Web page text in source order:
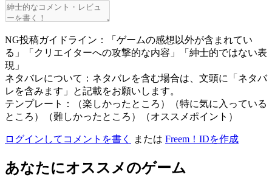
NG投稿ガイドライン：「ゲームの感想以外が含まれてい
る」「クリエイターへの攻撃的な内容」「紳士的ではない表
現」
ネタバレについて：ネタバレを含む場合は、文頭に「ネタバ
レを含みます」と記載をお願いします。
テンプレート：（楽しかったところ）（特に気に入っている
ところ）（難しかったところ）（オススメポイント）
ログインしてコメントを書く または Freem！IDを作成
あなたにオススメのゲーム